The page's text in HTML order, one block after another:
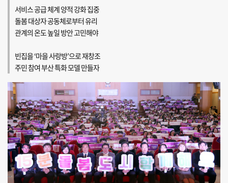
서비스 공급 체계 양적 강화 집중
돌봄 대상자 공동체로부터 유리
관계의 온도 높일 방안 고민해야
빈집을 ‘마을 사랑방’으로 재창조
주민 참여 부산 특화 모델 만들자